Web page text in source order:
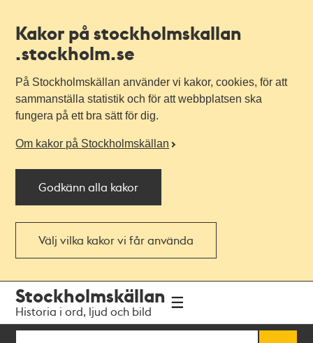
Kakor på stockholmskallan
.stockholm.se
På Stockholmskällan använder vi kakor, cookies, för att
sammanställa statistik och för att webbplatsen ska
fungera på ett bra sätt för dig.
Om kakor på Stockholmskällan
Godkänn alla kakor
Välj vilka kakor vi får använda
navigationen
huvudinnehållet
Stockholmskällan
Historia i ord, ljud och bild
Sök